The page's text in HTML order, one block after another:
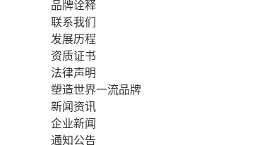
品牌诠释
联系我们
发展历程
资质证书
法律声明
塑造世界一流品牌
新闻资讯
企业新闻
通知公告